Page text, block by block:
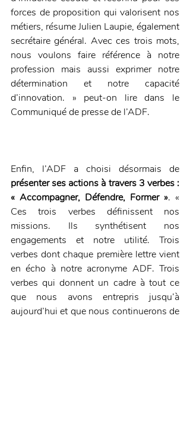
forces de proposition qui valorisent nos
métiers, résume Julien Laupie, également
secrétaire général. Avec ces trois mots,
nous voulons faire référence à notre
profession mais aussi exprimer notre
détermination et notre capacité
d’innovation. » peut-on lire dans le
Communiqué de presse de l’ADF.
présenter ses actions à travers 3 verbes :
« Accompagner, Défendre, Former ». «
Ces trois verbes définissent nos
missions. Ils synthétisent nos
engagements et notre utilité. Trois
verbes dont chaque première lettre vient
en écho à notre acronyme ADF. Trois
verbes qui donnent un cadre à tout ce
que nous avons entrepris jusqu’à
aujourd’hui et que nous continuerons de